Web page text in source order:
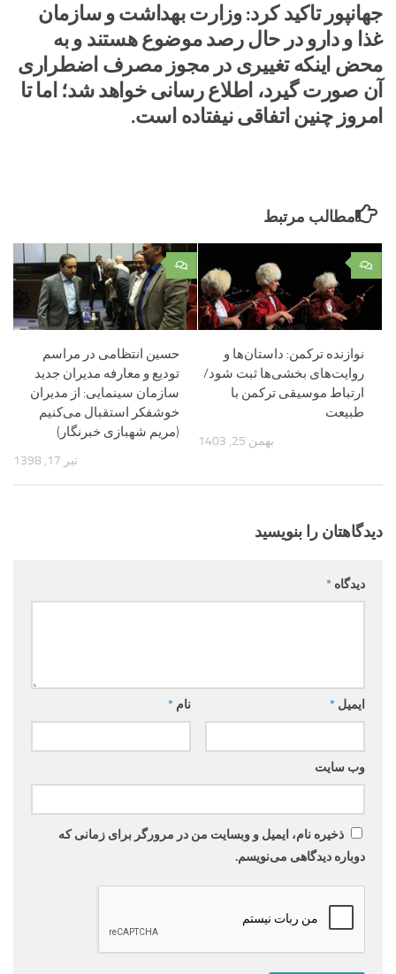
جهانپور تاکید کرد: وزارت بهداشت و سازمان
غذا و دارو در حال رصد موضوع هستند و به
محض اینکه تغییری در مجوز مصرف اضطراری
آن صورت گیرد، اطلاع رسانی خواهد شد؛ اما تا
امروز چنین اتفاقی نیفتاده است.
مطالب مرتبط
۰
حسین انتظامی در مراسم
تودیع و معارفه مدیران جدید
سازمان سینمایی: از مدیران
خوشفکر استقبال می‌کنیم
(مریم شهبازی خبرنگار)
تیر 17, 1398
۰
نوازنده ترکمن: داستان‌ها و
روایت‌های بخشی‌ها ثبت شود/
ارتباط موسیقی ترکمن با
طبیعت
بهمن 25, 1403
دیدگاهتان را بنویسید
دیدگاه *
نام * ایمیل *
وب‌ سایت
ذخیره نام، ایمیل و وبسایت من در مرورگر برای زمانی که
دوباره دیدگاهی می‌نویسم.